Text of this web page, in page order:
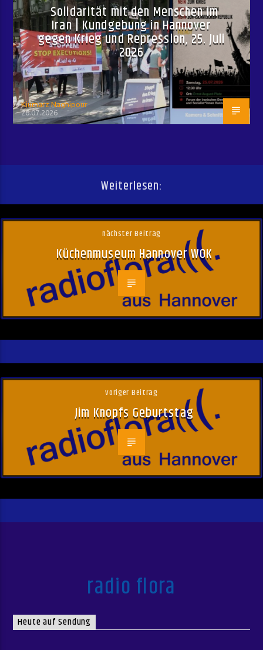
Solidarität mit den Menschen im
Iran | Kundgebung in Hannover
gegen Krieg und Repression, 25. Juli
2026
Kiumarz Naghipour
26.07.2026
Weiterlesen:
nächster Beitrag
Küchenmuseum Hannover WOK
voriger Beitrag
Jim Knopfs Geburtstag
radio flora
Heute auf Sendung